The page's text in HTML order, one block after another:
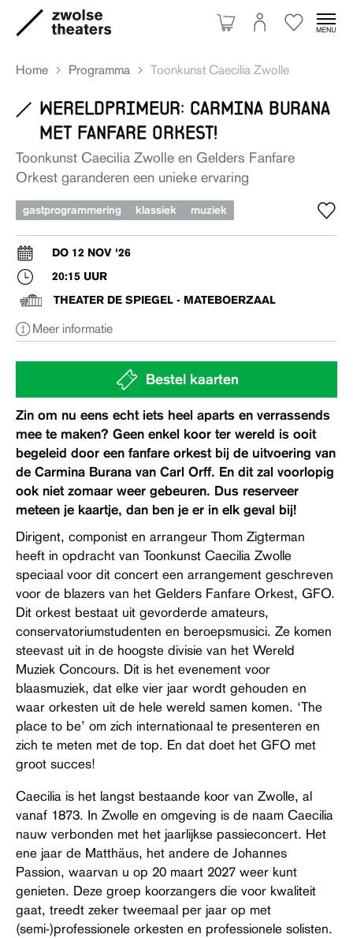
Aanbod
Je bezoek
Over ons
Eten & drinken
Ruimte huren
Contact
Toegankelijkheid
Home Programma Toonkunst Caecilia Zwolle
wereldprimeur: carmina burana
met fanfare orkest!
Toonkunst Caecilia Zwolle en Gelders Fanfare
Orkest garanderen een unieke ervaring
gastprogrammering klassiek muziek
DO 12 NOV '26
20:15 UUR
THEATER DE SPIEGEL - MATEBOERZAAL
Meer informatie
Bestel kaarten
Zin om nu eens echt iets heel aparts en verrassends
mee te maken? Geen enkel koor ter wereld is ooit
begeleid door een fanfare orkest bij de uitvoering van
de Carmina Burana van Carl Orff. En dit zal voorlopig
ook niet zomaar weer gebeuren. Dus reserveer
meteen je kaartje, dan ben je er in elk geval bij!
Dirigent, componist en arrangeur Thom Zigterman
heeft in opdracht van Toonkunst Caecilia Zwolle
speciaal voor dit concert een arrangement geschreven
voor de blazers van het Gelders Fanfare Orkest, GFO.
Dit orkest bestaat uit gevorderde amateurs,
conservatoriumstudenten en beroepsmusici. Ze komen
steevast uit in de hoogste divisie van het Wereld
Muziek Concours. Dit is het evenement voor
blaasmuziek, dat elke vier jaar wordt gehouden en
waar orkesten uit de hele wereld samen komen. ‘The
place to be’ om zich internationaal te presenteren en
zich te meten met de top. En dat doet het GFO met
groot succes!
Caecilia is het langst bestaande koor van Zwolle, al
vanaf 1873. In Zwolle en omgeving is de naam Caecilia
nauw verbonden met het jaarlijkse passieconcert. Het
ene jaar de Matthäus, het andere de Johannes
Passion, waarvan u op 20 maart 2027 weer kunt
genieten. Deze groep koorzangers die voor kwaliteit
gaat, treedt zeker tweemaal per jaar op met
(semi-)professionele orkesten en professionele solisten.